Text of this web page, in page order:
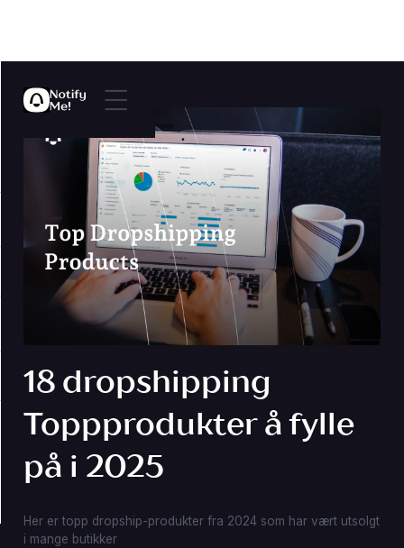
18 dropshipping
Toppprodukter å fylle
på i 2025
Her er topp dropship-produkter fra 2024 som har vært utsolgt
i mange butikker